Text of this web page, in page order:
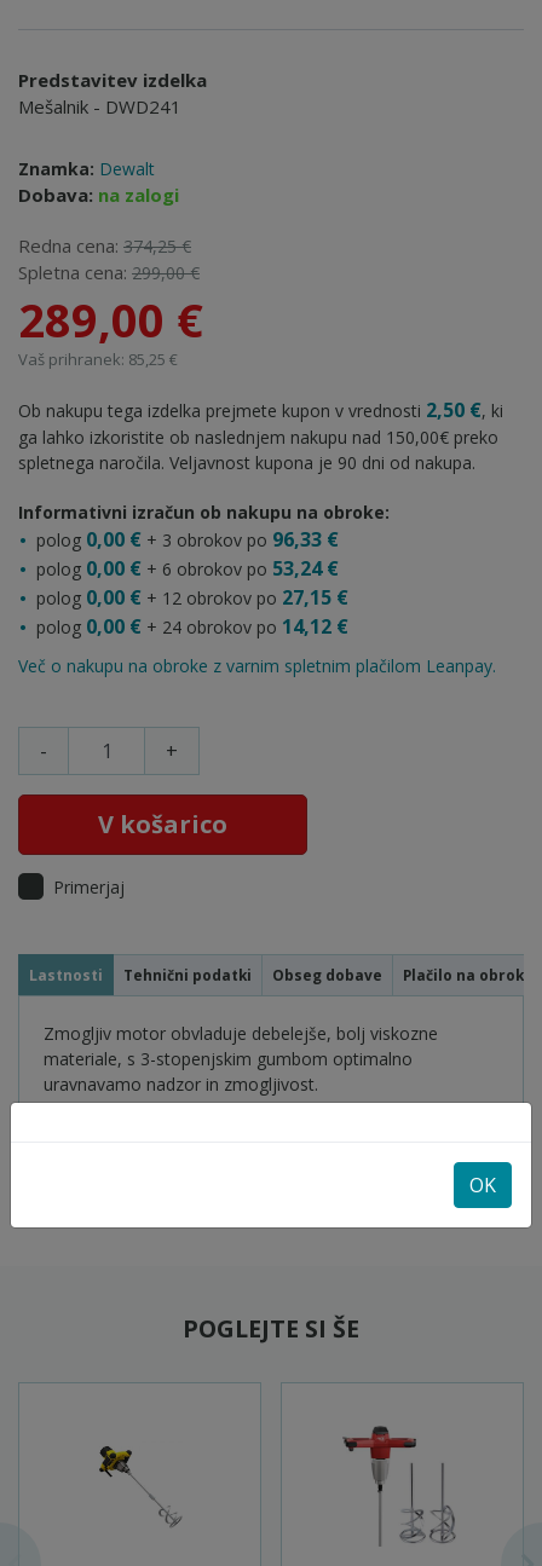
Predstavitev izdelka
Mešalnik - DWD241
Znamka: Dewalt
Dobava: na zalogi
Redna cena: 374,25 €
Spletna cena: 299,00 €
289,00 €
Vaš prihranek: 85,25 €
Ob nakupu tega izdelka prejmete kupon v vrednosti 2,50 €, ki
ga lahko izkoristite ob naslednjem nakupu nad 150,00€ preko
spletnega naročila. Veljavnost kupona je 90 dni od nakupa.
Informativni izračun ob nakupu na obroke:
polog 0,00 € + 3 obrokov po 96,33 €
polog 0,00 € + 6 obrokov po 53,24 €
polog 0,00 € + 12 obrokov po 27,15 €
polog 0,00 € + 24 obrokov po 14,12 €
Več o nakupu na obroke z varnim spletnim plačilom Leanpay.
- +
V košarico
Primerjaj
Lastnosti Tehnični podatki Obseg dobave Plačilo na obroke
Zmogljiv motor obvladuje debelejše, bolj viskozne
materiale, s 3-stopenjskim gumbom optimalno
uravnavamo nadzor in zmogljivost.
Sprožilec s spremenljivo hitrostjo za dodaten nadzor.
POGLEJTE SI ŠE
OK